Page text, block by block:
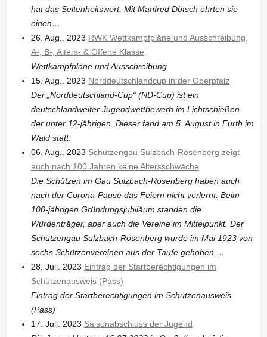
hat das Seltenheitswert. Mit Manfred Dütsch ehrten sie
einen…
26. Aug.. 2023 RWK Wettkampfpläne und Ausschreibung,
A-, B-, Alters- & Offene Klasse
Wettkampfpläne und Ausschreibung
15. Aug.. 2023 Norddeutschlandcup in der Oberpfalz
Der „Norddeutschland-Cup“ (ND-Cup) ist ein
deutschlandweiter Jugendwettbewerb im Lichtschießen
der unter 12-jährigen. Dieser fand am 5. August in Furth im
Wald statt.
06. Aug.. 2023 Schützengau Sulzbach-Rosenberg zeigt
auch nach 100 Jahren keine Altersschwäche
Die Schützen im Gau Sulzbach-Rosenberg haben auch
nach der Corona-Pause das Feiern nicht verlernt. Beim
100-jährigen Gründungsjubiläum standen die
Würdenträger, aber auch die Vereine im Mittelpunkt. Der
Schützengau Sulzbach-Rosenberg wurde im Mai 1923 von
sechs Schützenvereinen aus der Taufe gehoben.…
28. Juli. 2023 Eintrag der Startberechtigungen im
Schützenausweis (Pass)
Eintrag der Startberechtigungen im Schützenausweis
(Pass)
17. Juli. 2023 Saisonabschluss der Jugend